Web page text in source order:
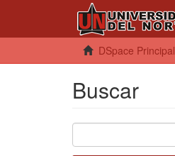
DSpace Principal
Buscar